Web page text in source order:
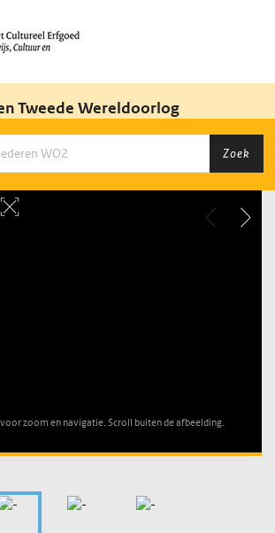
Tweede Wereldoorlog
Zoek
zoom en navigatie. Scroll buiten de afbeelding.